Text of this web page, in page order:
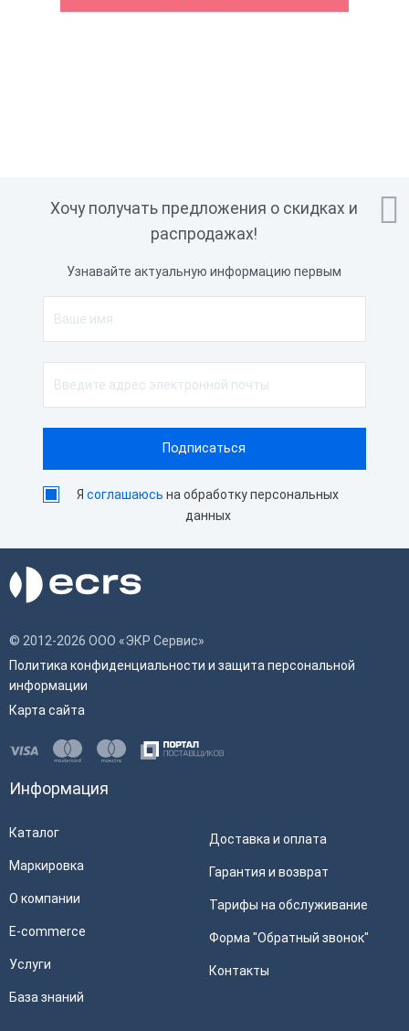

Хочу получать предложения о скидках и
распродажах!
Узнавайте актуальную информацию первым
Ясоглашаюсь на обработку персональных
данных
© 2012-2026 ООО «ЭКР Сервис»
Политика конфиденциальности и защита персональной
информации
Карта сайта
Информация
Каталог
Маркировка
О компании
E-commerce
Услуги
База знаний
Доставка и оплата
Гарантия и возврат
Тарифы на обслуживание
Форма "Обратный звонок"
Контакты